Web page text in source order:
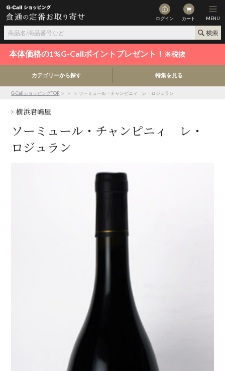
ログイン カート MENU
本体価格の1%G-Callポイントプレゼント！ ※税抜
カテゴリーから探す 特集を見る
G-CallショッピングTOP ＞ ＞ ＞ ソーミュール・チャンピニィ レ・ロジュラン
横浜君嶋屋
ソーミュール・チャンピニィ レ・
ロジュラン